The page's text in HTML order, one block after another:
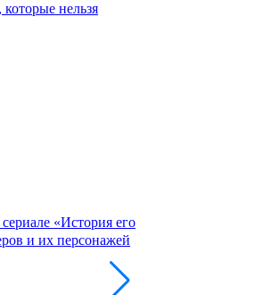
нельзя
«История его
и их персонажей